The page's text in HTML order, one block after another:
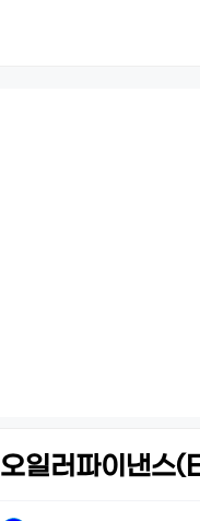
오일러파이낸스